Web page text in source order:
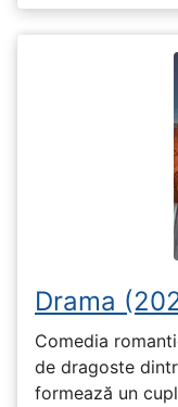
Drama
Comedia
de dragoste
formează un